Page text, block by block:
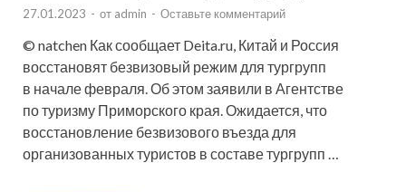
27.01.2023 - от admin - Оставьте комментарий
© natchen Как сообщает Deita.ru, Китай и Россия
восстановят безвизовый режим для тургрупп
в начале февраля. Об этом заявили в Агентстве
по туризму Приморского края. Ожидается, что
восстановление безвизового въезда для
организованных туристов в составе тургрупп …